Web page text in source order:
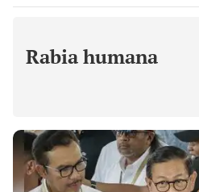
Rabia humana